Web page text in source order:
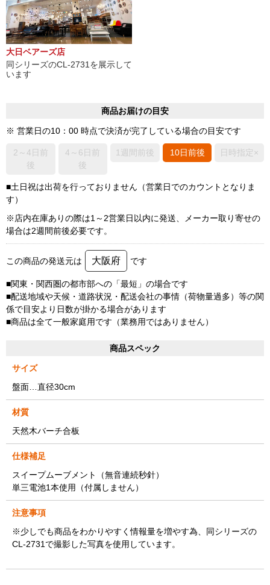
大日ベアーズ店
同シリーズのCL-2731を展示して
います
商品お届けの目安
※ 営業日の10：00 時点で決済が完了している場合の目安です
2～4日前
後
4～6日前
後
1週間前後 10日前後 日時指定×
■土日祝は出荷を行っておりません（営業日でのカウントとなりま
す）
※店内在庫ありの際は1～2営業日以内に発送、メーカー取り寄せの
場合は2週間前後必要です。
この商品の発送元は 大阪府 です
■関東・関西圏の都市部への「最短」の場合です
■配送地域や天候・道路状況・配送会社の事情（荷物量過多）等の関
係で目安より日数が掛かる場合があります
■商品は全て一般家庭用です（業務用ではありません）
商品スペック
サイズ
盤面…直径30cm
材質
天然木バーチ合板
仕様補足
スイープムーブメント（無音連続秒針）
単三電池1本使用（付属しません）
注意事項
※少しでも商品をわかりやすく情報量を増やす為、同シリーズの
CL-2731で撮影した写真を使用しています。